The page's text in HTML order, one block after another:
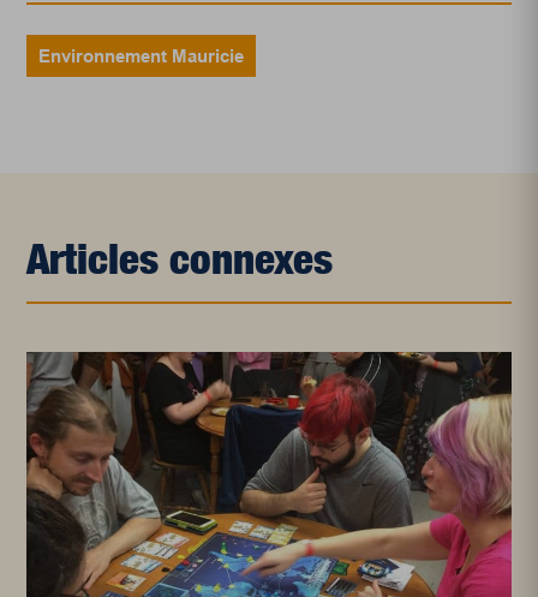
Environnement Mauricie
Articles connexes